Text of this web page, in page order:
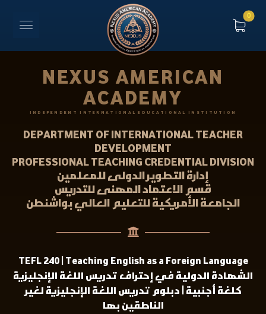
NEXUS AMERICAN
ACADEMY
INDEPENDENT INTERNATIONAL EDUCATIONAL INSTITUTION
DEPARTMENT OF INTERNATIONAL TEACHER
DEVELOPMENT
PROFESSIONAL TEACHING CREDENTIAL DIVISION
إدارة التطوير الدولى للمعلمين
قسم الاعتماد المهنى للتدريس
الجامعة الأمريكية للتعليم العالي بواشنطن
TEFL 240 | Teaching English as a Foreign Language
الشهادة الدولية في إحتراف تدريس اللغة الإنجليزية
كلغة أجنبية | دبلوم تدريس اللغة الإنجليزية لغير
الناطقين بها